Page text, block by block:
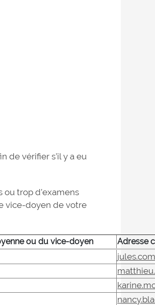
de vérifier s’il y a eu
ou trop d’examens
vice-doyen de votre
ou du vice-doyen
Adresse